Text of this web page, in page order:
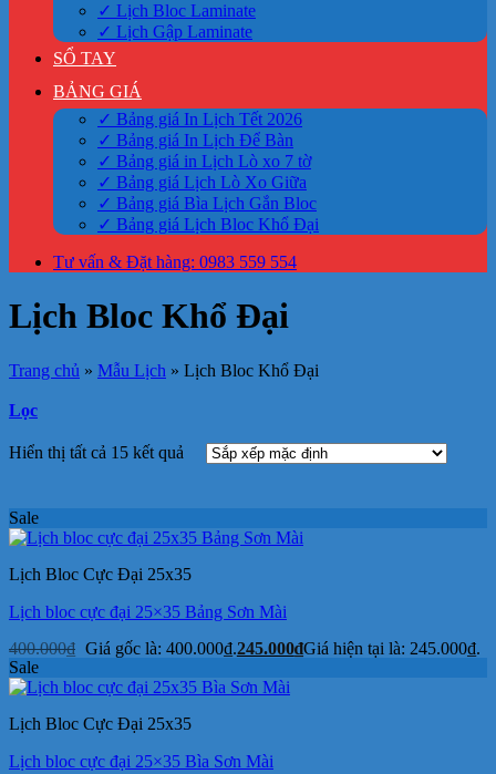
✓ Lịch Bloc Laminate
✓ Lịch Gập Laminate
SỔ TAY
BẢNG GIÁ
✓ Bảng giá In Lịch Tết 2026
✓ Bảng giá In Lịch Để Bàn
✓ Bảng giá in Lịch Lò xo 7 tờ
✓ Bảng giá Lịch Lò Xo Giữa
✓ Bảng giá Bìa Lịch Gắn Bloc
✓ Bảng giá Lịch Bloc Khổ Đại
Tư vấn & Đặt hàng: 0983 559 554
Lịch Bloc Khổ Đại
Trang chủ » Mẫu Lịch » Lịch Bloc Khổ Đại
Lọc
Hiển thị tất cả 15 kết quả
Sale
Lịch Bloc Cực Đại 25x35
Lịch bloc cực đại 25×35 Bảng Sơn Mài
400.000₫ Giá gốc là: 400.000₫.245.000₫Giá hiện tại là: 245.000₫.
Sale
Lịch Bloc Cực Đại 25x35
Lịch bloc cực đại 25×35 Bìa Sơn Mài